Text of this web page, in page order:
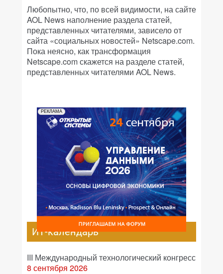
Любопытно, что, по всей видимости, на сайте
AOL News наполнение раздела статей,
представленных читателями, зависело от
сайта «социальных новостей» Netscape.com.
Пока неясно, как трансформация
Netscape.com скажется на разделе статей,
представленных читателями AOL News.
РЕКЛАМА
ИТ-календарь
III Международный технологический конгресс
8 сентября 2026